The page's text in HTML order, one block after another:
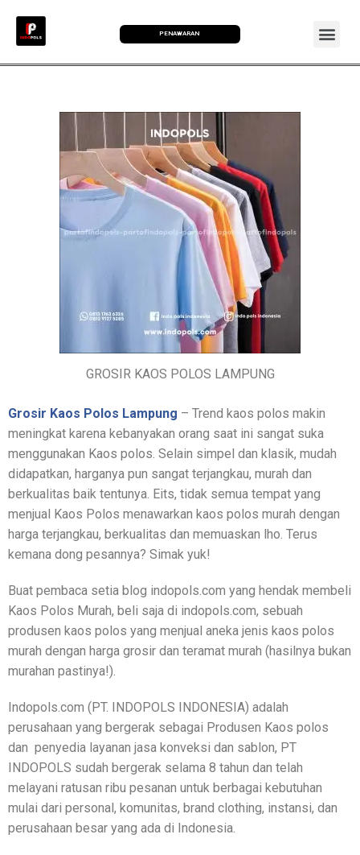
PENAWARAN
GROSIR KAOS POLOS LAMPUNG
Grosir Kaos Polos Lampung – Trend kaos polos makin
meningkat karena kebanyakan orang saat ini sangat suka
menggunakan Kaos polos. Selain simpel dan klasik, mudah
didapatkan, harganya pun sangat terjangkau, murah dan
berkualitas baik tentunya. Eits, tidak semua tempat yang
menjual Kaos Polos menawarkan kaos polos murah dengan
harga terjangkau, berkualitas dan memuaskan lho. Terus
kemana dong pesannya? Simak yuk!
Buat pembaca setia blog indopols.com yang hendak membeli
Kaos Polos Murah, beli saja di indopols.com, sebuah
produsen kaos polos yang menjual aneka jenis kaos polos
murah dengan harga grosir dan teramat murah (hasilnya bukan
murahan pastinya!).
Indopols.com (PT. INDOPOLS INDONESIA) adalah
perusahaan yang bergerak sebagai Produsen Kaos polos
dan penyedia layanan jasa konveksi dan sablon, PT
INDOPOLS sudah bergerak selama 8 tahun dan telah
melayani ratusan ribu pesanan untuk berbagai kebutuhan
mulai dari personal, komunitas, brand clothing, instansi, dan
perusahaan besar yang ada di Indonesia.